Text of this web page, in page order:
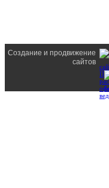
Создание и продвижение
сайтов